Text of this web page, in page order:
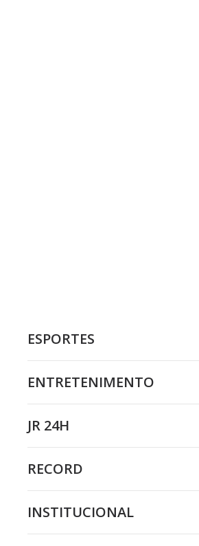
ESPORTES
ENTRETENIMENTO
JR 24H
RECORD
INSTITUCIONAL